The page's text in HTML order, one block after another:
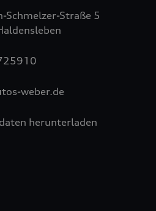
Schmelzer-Straße 5
weber.de
herunterladen